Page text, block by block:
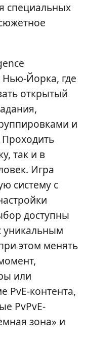
специальных
Нью-Йорка, где
открытый
и
так и в
Игра
систему с
доступны
уникальным
этом менять
или
PvE-контента,
PvPvE-
зона» и